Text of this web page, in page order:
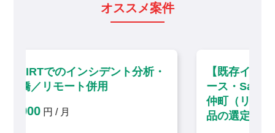
オススメ案件
析・
【既存インターネット閲覧環境のリプレ
ース・SaaS移行に伴う技術支援】門前
仲町（リモート併用）／セキュリティ製
品の選定から携わる上流インフラ案件